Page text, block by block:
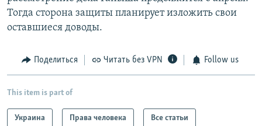
Тогда сторона защиты планирует изложить свои
оставшиеся доводы.
Поделиться Читать без VPN Follow us
This item is part of
Украина Права человека Все статьи